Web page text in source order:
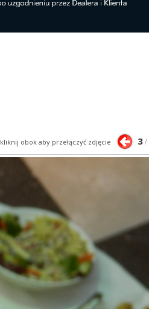
kliknij obok aby przełączyć zdjęcie 3/